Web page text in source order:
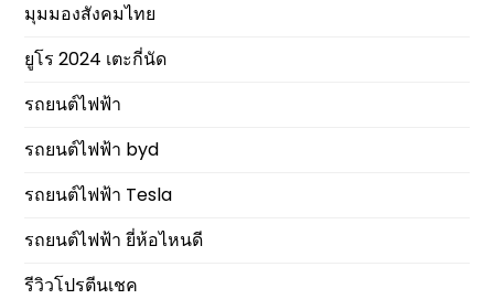
มุมมองสังคมไทย
ยูโร 2024 เตะกี่นัด
รถยนต์ไฟฟ้า
รถยนต์ไฟฟ้า byd
รถยนต์ไฟฟ้า Tesla
รถยนต์ไฟฟ้า ยี่ห้อไหนดี
รีวิวโปรตีนเชค